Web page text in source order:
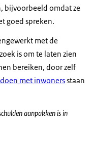
bijvoorbeeld omdat ze
goed spreken.
met de
is om te laten zien
bereiken, door zelf
met inwonersstaan
aanpakken is in